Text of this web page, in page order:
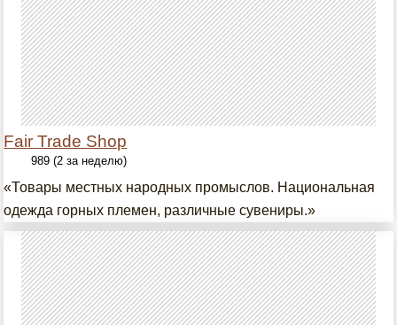
Fair Trade Shop
989 (2 за неделю)
«Товары местных народных промыслов. Национальная
одежда горных племен, различные сувениры.»